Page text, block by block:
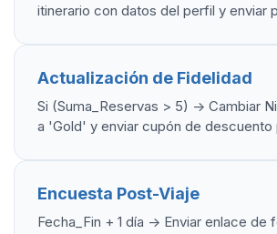
itinerario con datos del perfil y enviar
Actualización de Fidelidad
Si (Suma_Reservas > 5) -> Cambiar
a 'Gold' y enviar cupón de descuento
Encuesta Post-Viaje
Fecha_Fin + 1 día -> Enviar enlace de